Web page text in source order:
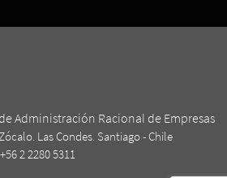
Administración Racional de Empresas
Las Condes. Santiago - Chile
+56 2 2280 5311